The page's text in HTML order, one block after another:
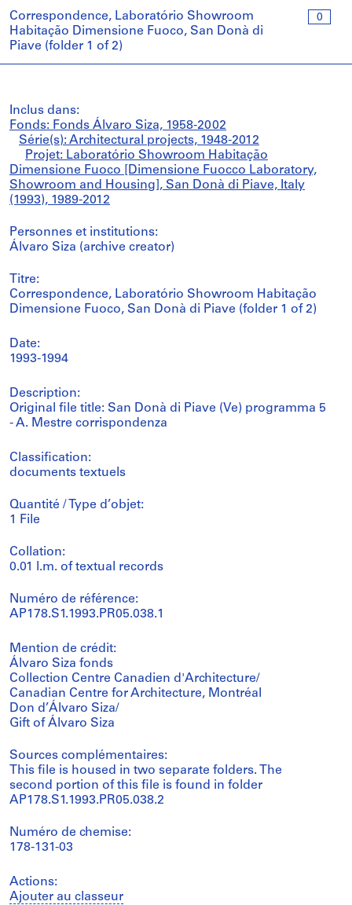
0
Correspondence, Laboratório Showroom
Habitação Dimensione Fuoco, San Donà di
Piave (folder 1 of 2)
Inclus dans:
Fonds: Fonds Álvaro Siza, 1958-2002
Série(s): Architectural projects, 1948-2012
Projet: Laboratório Showroom Habitação
Dimensione Fuoco [Dimensione Fuocco Laboratory,
Showroom and Housing], San Donà di Piave, Italy
(1993), 1989-2012
Personnes et institutions:
Álvaro Siza (archive creator)
Titre:
Correspondence, Laboratório Showroom Habitação
Dimensione Fuoco, San Donà di Piave (folder 1 of 2)
Date:
1993-1994
Description:
Original file title: San Donà di Piave (Ve) programma 5
- A. Mestre corrispondenza
Classification:
documents textuels
Quantité / Type d’objet:
1 File
Collation:
0.01 l.m. of textual records
Numéro de référence:
AP178.S1.1993.PR05.038.1
Mention de crédit:
Álvaro Siza fonds
Collection Centre Canadien d'Architecture/
Canadian Centre for Architecture, Montréal
Don d’Álvaro Siza/
Gift of Álvaro Siza
Sources complémentaires:
This file is housed in two separate folders. The
second portion of this file is found in folder
AP178.S1.1993.PR05.038.2
Numéro de chemise:
178-131-03
Actions:
Ajouter au classeur